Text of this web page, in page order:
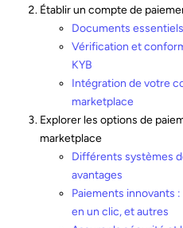
Établir un compte de
Documents
Vérification et
KYB
Intégration de votre
marketplace
Explorer les options de
marketplace
Différents systèmes
avantages
Paiements innovants
en un clic, et autres